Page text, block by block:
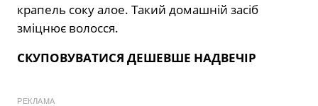
крапель соку алое. Такий домашній засіб
зміцнює волосся.
СКУПОВУВАТИСЯ ДЕШЕВШЕ НАДВЕЧІР
РЕКЛАМА